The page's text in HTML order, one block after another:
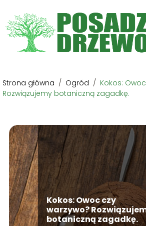
Strona główna / Ogród / Kokos:
Rozwiązujemy botaniczną zagadkę.
Kokos: Owoc czy
warzywo?
botaniczną zagadkę.